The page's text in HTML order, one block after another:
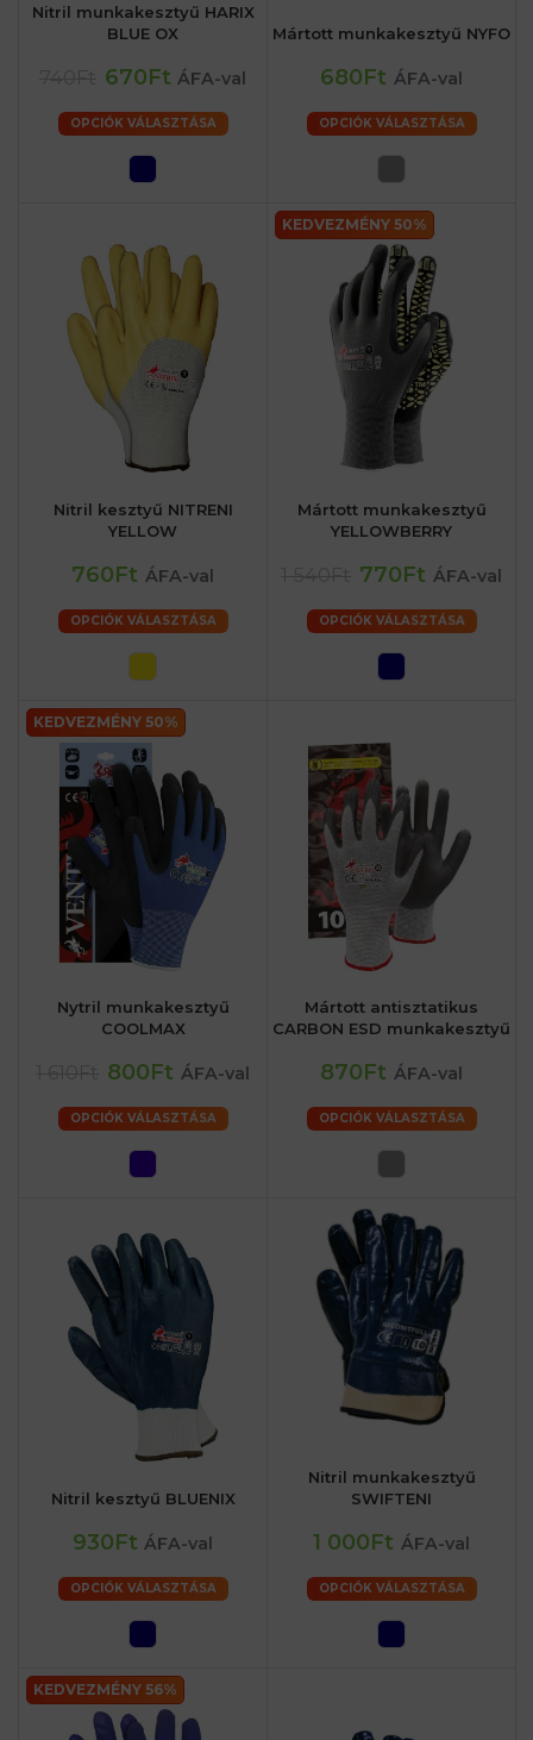
Nitril munkakesztyű HARIX
BLUE OX
670Ft ÁFA-val
OPCIÓK VÁLASZTÁSA
Mártott munkakesztyű NYFO
680Ft ÁFA-val
OPCIÓK VÁLASZTÁSA
Nitril kesztyű NITRENI
YELLOW
760Ft ÁFA-val
OPCIÓK VÁLASZTÁSA
KEDVEZMÉNY 50%
Mártott munkakesztyű
YELLOWBERRY
770Ft ÁFA-val
OPCIÓK VÁLASZTÁSA
KEDVEZMÉNY 50%
Nytril munkakesztyű
COOLMAX
800Ft ÁFA-val
OPCIÓK VÁLASZTÁSA
Mártott antisztatikus
CARBON ESD munkakesztyű
870Ft ÁFA-val
OPCIÓK VÁLASZTÁSA
Nitril kesztyű BLUENIX
930Ft ÁFA-val
OPCIÓK VÁLASZTÁSA
Nitril munkakesztyű
SWIFTENI
1 000Ft ÁFA-val
OPCIÓK VÁLASZTÁSA
KEDVEZMÉNY 56%